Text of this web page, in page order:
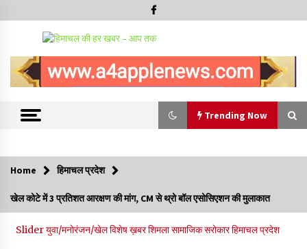
Trending Now
बड़ी ख़बर – अनुबंध कर्मचारियों को बैक डेट से नहीं मिलेगा नियमितीकरण,
शिक्षा निदेशालय ने जारी किया स्पष्टीकरण
Home हिमाचल प्रदेश
खेल कोटे में 3 प्रतिशत आरक्षण की मांग, CM से थ्रो बॉल एसोसिएशन की मुलाकात
Sliderयुवा/मनोरंजन/खेलविशेष ख़बरशिमलासामाजिक सरोकारहिमाचल प्रदेश